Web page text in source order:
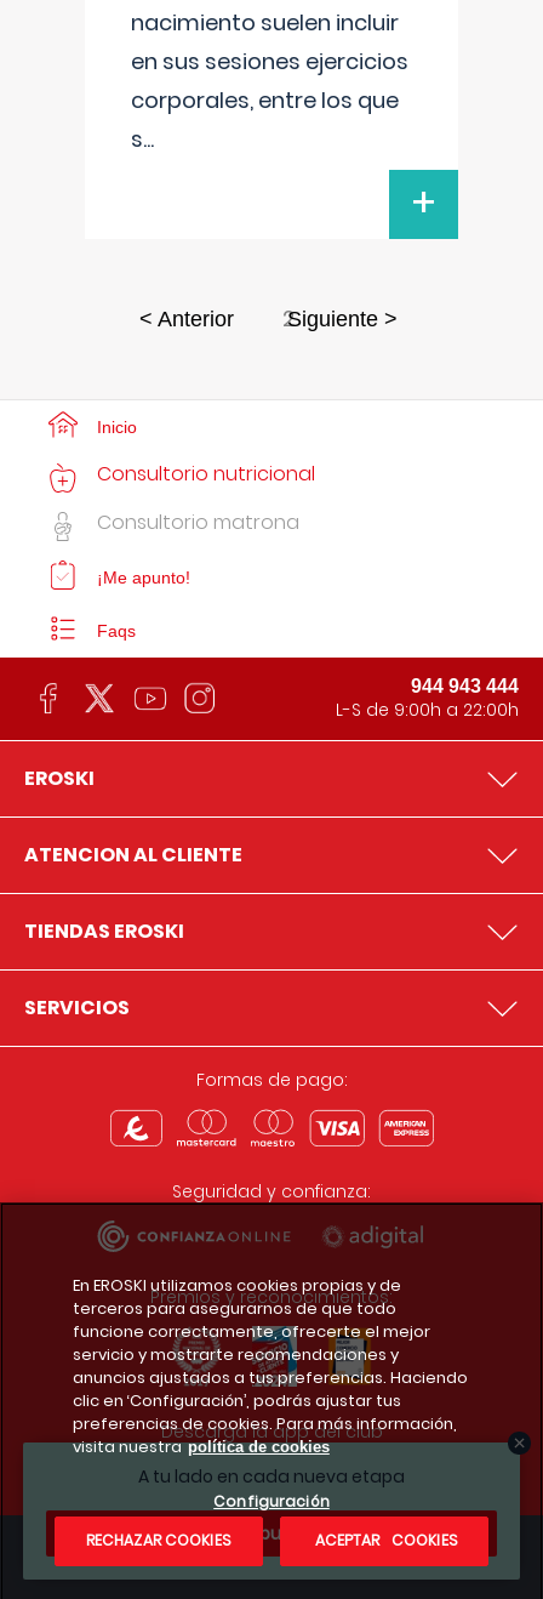
nacimiento suelen incluir
en sus sesiones ejercicios
corporales, entre los que
s...
+
< Anterior 2Siguiente >
A tu lado en cada nueva etapa
¿Te apuntas?
Inicio
Consultorio nutricional
Consultorio matrona
¡Me apunto!
Faqs
944 943 444
L-S de 9:00h a 22:00h
EROSKI
ATENCION AL CLIENTE
TIENDAS EROSKI
SERVICIOS
Formas de pago:
Seguridad y confianza:
Premios y reconocimientos:
Descarga la app del club
Condiciones legales
En EROSKI utilizamos cookies propias y de
terceros para asegurarnos de que todo
funcione correctamente, ofrecerte el mejor
servicio y mostrarte recomendaciones y
anuncios ajustados a tus preferencias. Haciendo
clic en ‘Configuración’, podrás ajustar tus
preferencias de cookies. Para más información,
visita nuestra política de cookies
Configuración
RECHAZAR COOKIES
ACEPTAR COOKIES